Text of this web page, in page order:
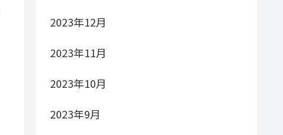
2023年12月
2023年11月
2023年10月
2023年9月